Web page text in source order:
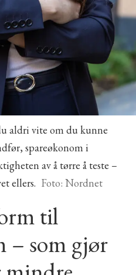
aldri vite om du kunne
spareøkonom i
av å tørre å teste –
ellers. Foto: Nordnet
til
– som gjør